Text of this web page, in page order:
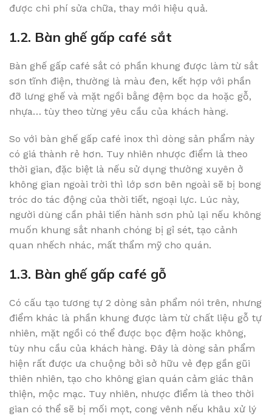
được chi phí sửa chữa, thay mới hiệu quả.
1.2. Bàn ghế gấp café sắt
Bàn ghế gấp café sắt có phần khung được làm từ sắt
sơn tĩnh điện, thường là màu đen, kết hợp với phần
đỡ lưng ghế và mặt ngồi bằng đệm bọc da hoặc gỗ,
nhựa… tùy theo từng yêu cầu của khách hàng.
So với bàn ghế gấp café inox thì dòng sản phẩm này
có giá thành rẻ hơn. Tuy nhiên nhược điểm là theo
thời gian, đặc biệt là nếu sử dụng thường xuyên ở
không gian ngoài trời thì lớp sơn bên ngoài sẽ bị bong
tróc do tác động của thời tiết, ngoại lực. Lúc này,
người dùng cần phải tiến hành sơn phủ lại nếu không
muốn khung sắt nhanh chóng bị gỉ sét, tạo cảnh
quan nhếch nhác, mất thẩm mỹ cho quán.
1.3. Bàn ghế gấp café gỗ
Có cấu tạo tương tự 2 dòng sản phẩm nói trên, nhưng
điểm khác là phần khung được làm từ chất liệu gỗ tự
nhiên, mặt ngồi có thể được bọc đệm hoặc không,
tùy nhu cầu của khách hàng. Đây là dòng sản phẩm
hiện rất được ưa chuộng bởi sở hữu vẻ đẹp gần gũi
thiên nhiên, tạo cho không gian quán cảm giác thân
thiện, mộc mạc. Tuy nhiên, nhược điểm là theo thời
gian có thể sẽ bị mối mọt, cong vênh nếu khâu xử lý